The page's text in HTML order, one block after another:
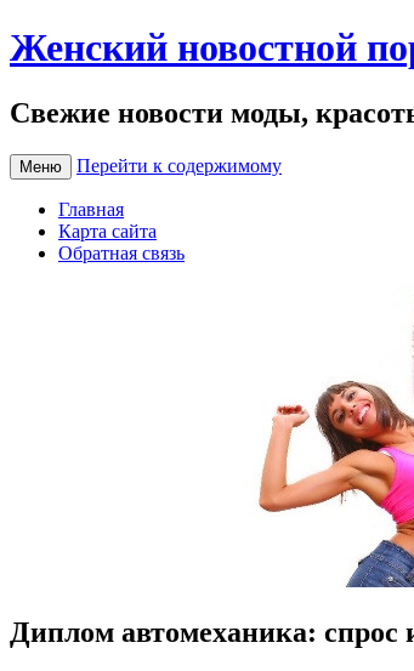
Женский новостной
Свежие новости моды,
Меню Перейти к содержимому
Главная
Карта сайта
Обратная связь
Диплом автомеханика: